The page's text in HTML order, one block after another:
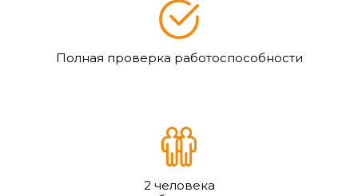
Полная проверка работоспособности
2 человека